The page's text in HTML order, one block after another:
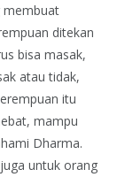
membuat
ditekan
bisa masak,
atau tidak,
itu
mampu
Dharma.
untuk orang